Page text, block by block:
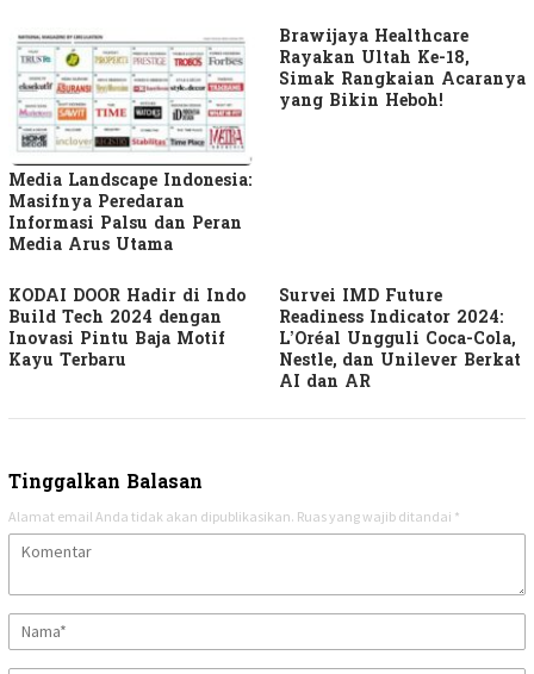
Media Landscape Indonesia:
Masifnya Peredaran
Informasi Palsu dan Peran
Media Arus Utama
Brawijaya Healthcare
Rayakan Ultah Ke-18,
Simak Rangkaian Acaranya
yang Bikin Heboh!
KODAI DOOR Hadir di Indo
Build Tech 2024 dengan
Inovasi Pintu Baja Motif
Kayu Terbaru
Survei IMD Future
Readiness Indicator 2024:
L’Oréal Ungguli Coca-Cola,
Nestle, dan Unilever Berkat
AI dan AR
Tinggalkan Balasan
Alamat email Anda tidak akan dipublikasikan. Ruas yang wajib ditandai *